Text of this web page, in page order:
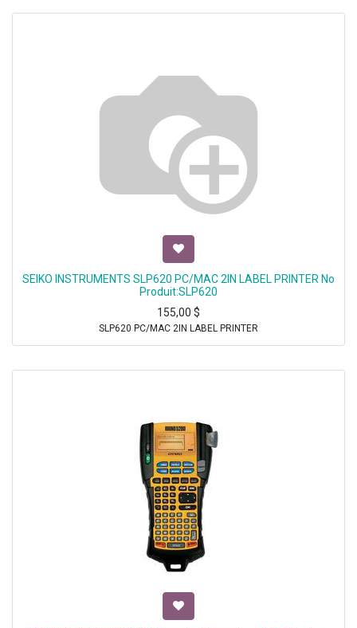
SEIKO INSTRUMENTS SLP620 PC/MAC 2IN LABEL PRINTER No
Produit:SLP620
155,00 $
SLP620 PC/MAC 2IN LABEL PRINTER